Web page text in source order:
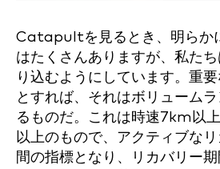
Catapultを見るとき、明らか
はたくさんありますが、私た
り込むようにしています。重
とすれば、それはボリューム
るものだ。これは時速7km以
以上のもので、アクティブな
間の指標となり、リカバリー